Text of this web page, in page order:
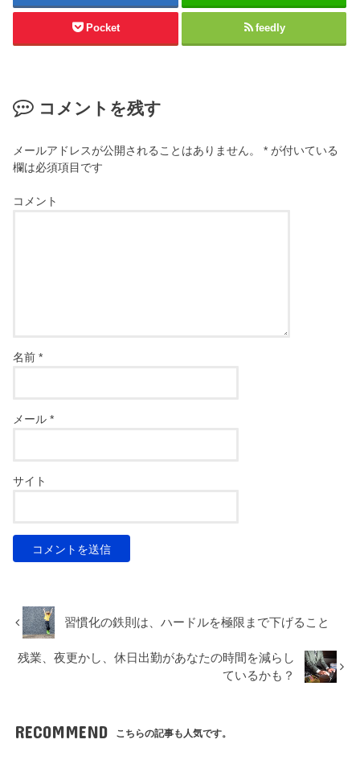
Pocket feedly
コメントを残す
メールアドレスが公開されることはありません。 * が付いている
欄は必須項目です
コメント
名前*
メール*
サイト
習慣化の鉄則は、ハードルを極限まで下げること
残業、夜更かし、休日出勤があなたの時間を減らし
ているかも？
RECOMMEND こちらの記事も人気です。